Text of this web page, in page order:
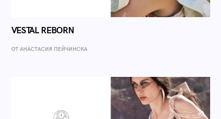
VESTAL REBORN
ОТ AНАСТАСИЯ ПЕЙЧИНСКА